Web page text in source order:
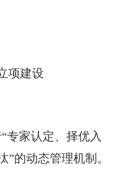
项建设
专家认定、择优入
”的动态管理机制。